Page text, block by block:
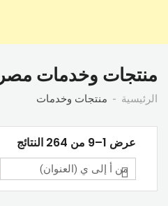
منتجات وخدمات مصر
الرئيسية منتجات وخدمات
عرض 1–9 من 264 النتائج